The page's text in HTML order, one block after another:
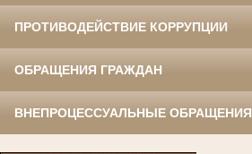
ПРОТИВОДЕЙСТВИЕ КОРРУПЦИИ
ОБРАЩЕНИЯ ГРАЖДАН
ВНЕПРОЦЕССУАЛЬНЫЕ ОБРАЩЕНИЯ